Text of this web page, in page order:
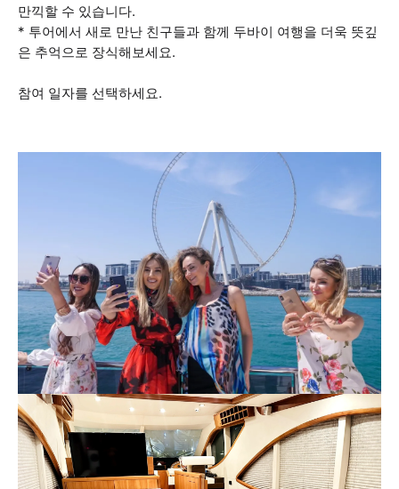
만끽할 수 있습니다.
* 투어에서 새로 만난 친구들과 함께 두바이 여행을 더욱 뜻깊
은 추억으로 장식해보세요.
참여 일자를 선택하세요.